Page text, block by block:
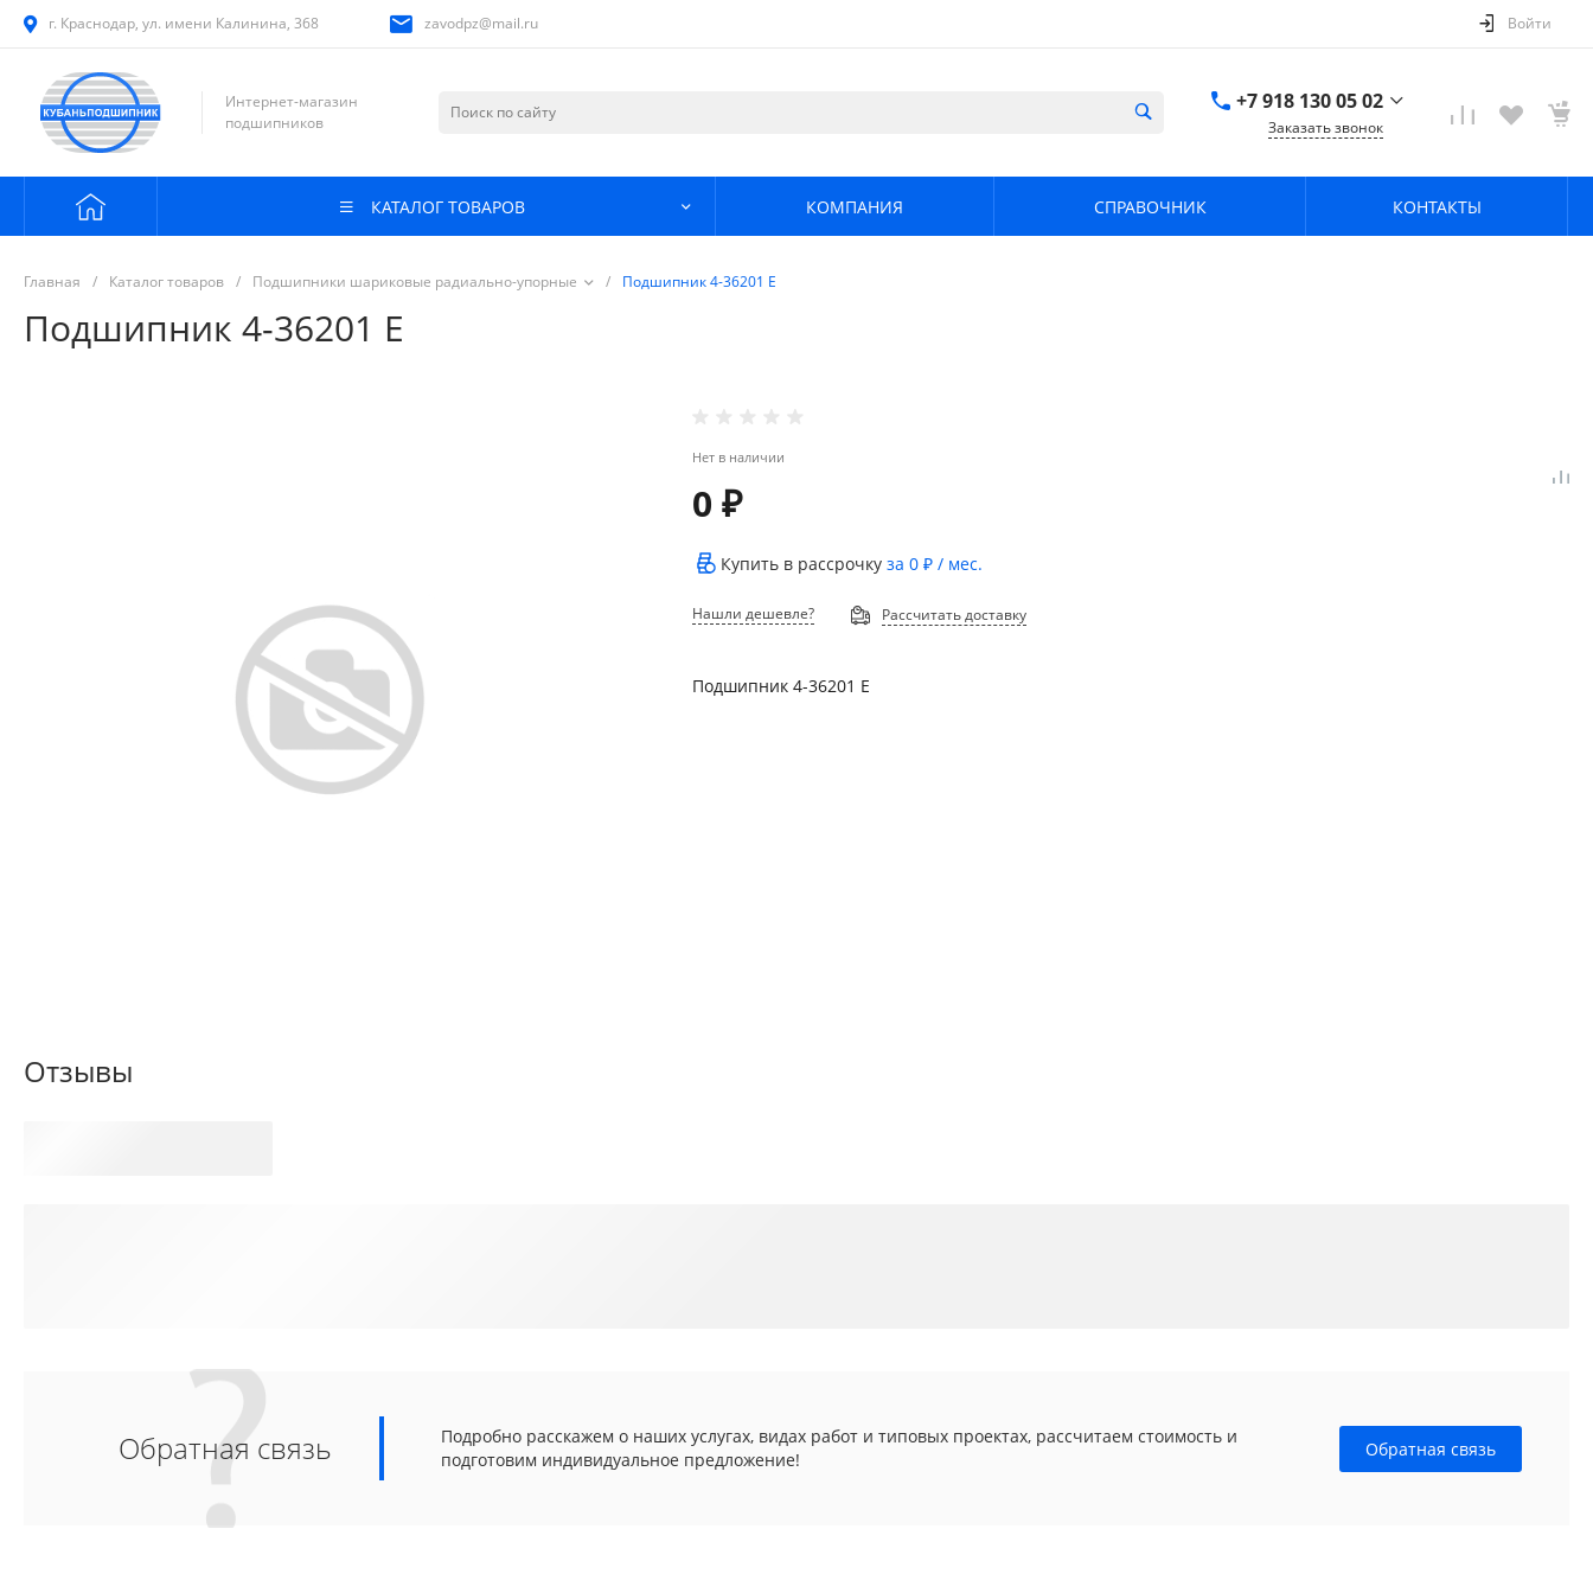
г. Краснодар, ул. имени Калинина, 368 zavodpz@mail.ru Войти
Интернет-магазин
подшипников
+7 918 130 05 02
Заказать звонок
КАТАЛОГ ТОВАРОВ КОМПАНИЯ СПРАВОЧНИК КОНТАКТЫ
Главная / Каталог товаров / Подшипники шариковые радиально-упорные / Подшипник 4-36201 Е
Подшипник 4-36201 Е
Нет в наличии
0 ₽
Купить в рассрочкуза0 ₽ / мес.
Нашли дешевле? Рассчитать доставку
Подшипник 4-36201 Е
Отзывы
Обратная связь
Подробно расскажем о наших услугах, видах работ и типовых проектах, рассчитаем стоимость и
подготовим индивидуальное предложение!
Обратная связь